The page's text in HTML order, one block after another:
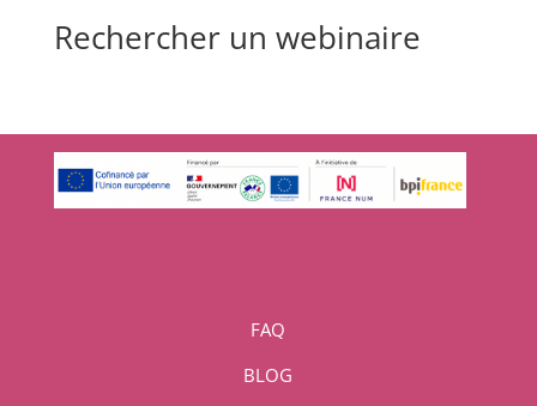
Rechercher un webinaire
FAQ
BLOG